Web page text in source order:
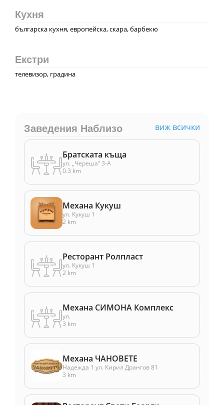
Кухня
българска кухня, европейска, скара, барбекю
Екстри
телевизор, градина
Заведения Наблизо виж всички
Братската къща
ул. „Череша“ 3-А
0.3 km
Механа Кукуш
ул. Кукуш 1
2 km
Ресторант Ролпласт
ул. Кукуш 1
2 km
Механа СИМОНА Комплекс
ул.
3 km
Механа ЧАНОВЕТЕ
Надежда 1 ул. Кирил Дрангов 81
3 km